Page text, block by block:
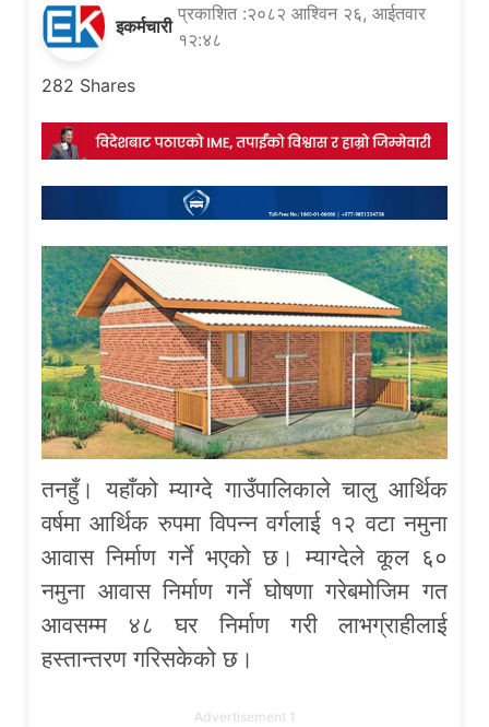
इकर्मचारी
प्रकाशित :२०८२ आश्विन २६, आईतवार
१२:४८
282 Shares
तनहुँ। यहाँको म्याग्दे गाउँपालिकाले चालु आर्थिक
वर्षमा आर्थिक रुपमा विपन्न वर्गलाई १२ वटा नमुना
आवास निर्माण गर्ने भएको छ। म्याग्देले कूल ६०
नमुना आवास निर्माण गर्ने घोषणा गरेबमोजिम गत
आवसम्म ४८ घर निर्माण गरी लाभग्राहीलाई
हस्तान्तरण गरिसकेको छ।
Advertisement 1